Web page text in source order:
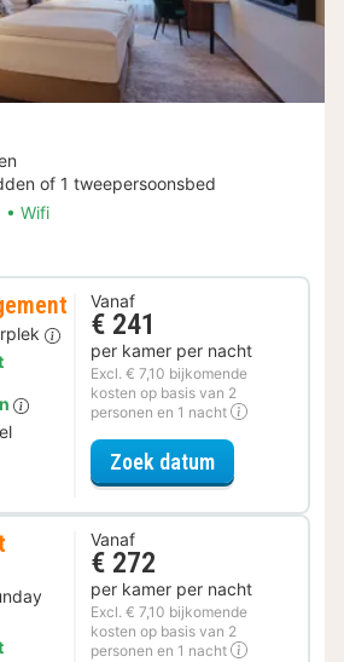
of 1 tweepersoonsbed
Wifi
Vanaf
€ 241
per kamer per nacht
Excl. € 7,10 bijkomende
kosten op basis van 2
personen en 1 nacht
Zoek datumvoor Parkeer
Vanaf
€ 272
per kamer per nacht
Excl. € 7,10 bijkomende
kosten op basis van 2
personen en 1 nacht